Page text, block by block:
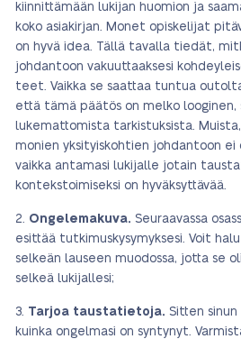
kiinnittämään lukijan huomion ja
koko asiakirjan. Monet opiskelijat
on hyvä idea. Tällä tavalla tiedät,
johdantoon vakuuttaaksesi
teet. Vaikka se saattaa tuntua
että tämä päätös on melko looginen,
lukemattomista tarkistuksista.
monien yksityiskohtien johdantoon
vaikka antamasi lukijalle jotain
kontekstoimiseksi on hyväksyttävää.
Ongelemakuva. Seuraavassa
esittää tutkimuskysymyksesi. Voit
selkeän lauseen muodossa, jotta se
selkeä lukijallesi;
Tarjoa taustatietoja. Sitten
kuinka ongelmasi on syntynyt.